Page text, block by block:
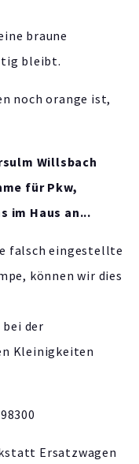
braune
bleibt.
noch orange ist,
Willsbach
für Pkw,
im Haus an...
falsch eingestellte
können wir dies
der
Kleinigkeiten
Ersatzwagen